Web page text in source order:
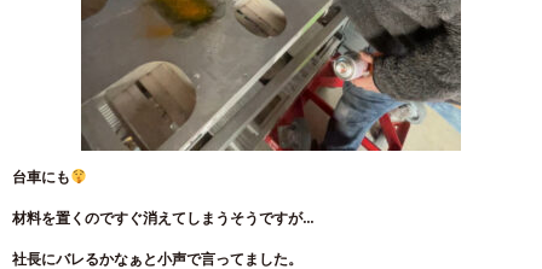
台車にも
材料を置くのですぐ消えてしまうそうですが…
社長にバレるかなぁと小声で言ってました。